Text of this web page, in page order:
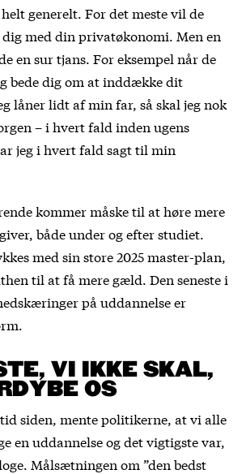
generelt. For det meste vil de
med din privatøkonomi. Men en
en sur tjans. For eksempel når de
bede dig om at inddække dit
låner lidt af min far, så skal jeg nok
– i hvert fald inden ugens
jeg i hvert fald sagt til min
kommer måske til at høre mere
både under og efter studiet.
med sin store 2025 master-plan,
til at få mere gæld. Den seneste i
på uddannelse er
VI IKKE SKAL,
OS
siden, mente politikerne, at vi alle
en uddannelse og det vigtigste var,
Målsætningen om ”den bedst